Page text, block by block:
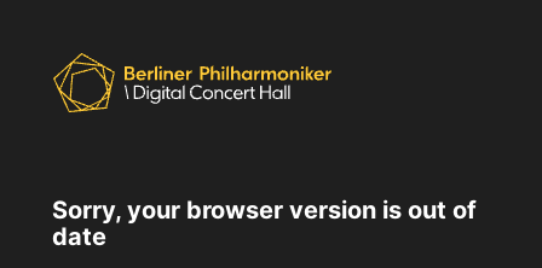
Sorry, your browser version is out of
date